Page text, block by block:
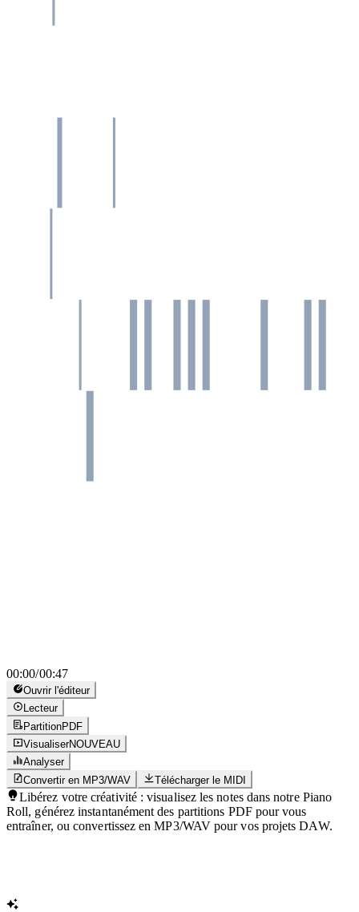
00:00/00:47
Ouvrir l'éditeur
Lecteur
PartitionPDF
VisualiserNOUVEAU
Analyser
Convertir en MP3/WAV
Télécharger le MIDI
Libérez votre créativité : visualisez les notes dans notre Piano
Roll, générez instantanément des partitions PDF pour vous